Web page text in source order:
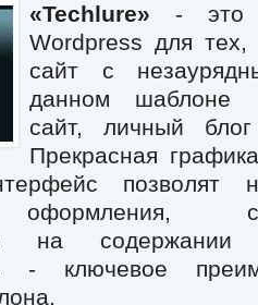
«Techlure» - это
Wordpress для тех,
сайт с
данном шаблоне
сайт, личный
Прекрасная
позволят
на содержании
- ключевое